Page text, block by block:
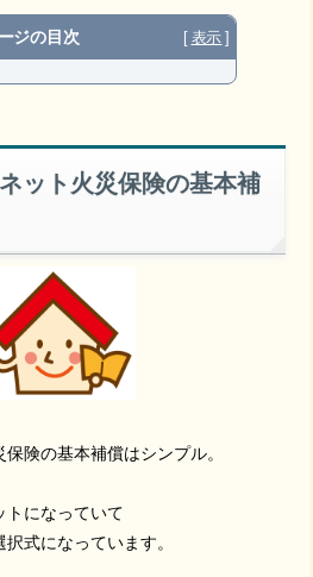
ジの目次
かけつけサービス
クラブオフサービス
引
ット火災保険の基本補
険の基本補償はシンプル。
トになっていて
式になっています。